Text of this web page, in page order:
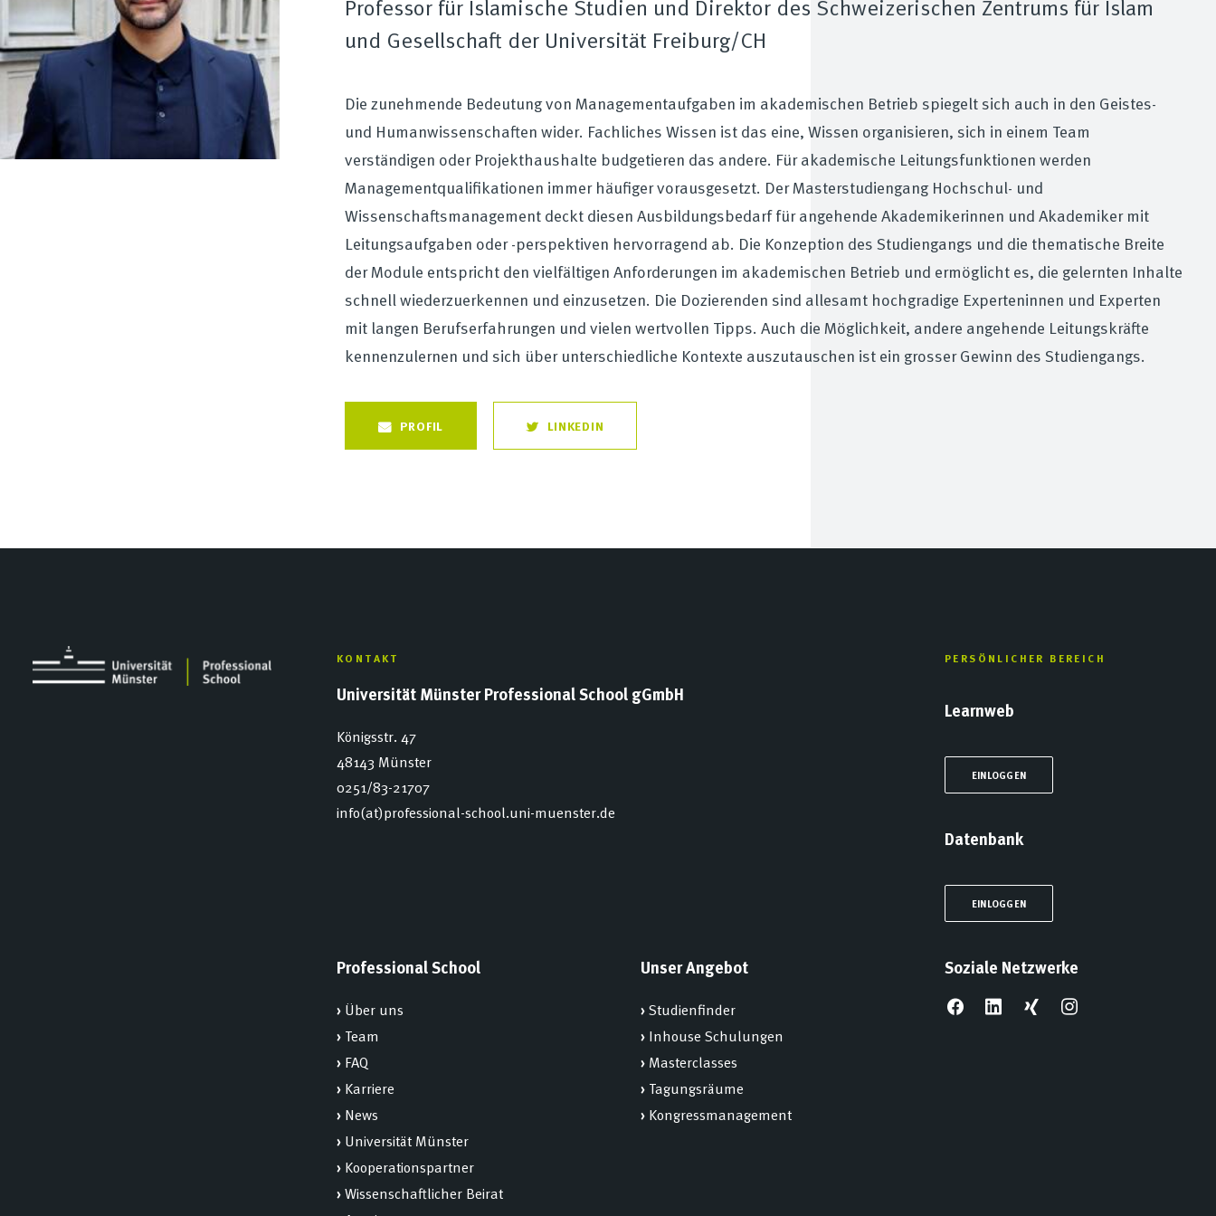
Professor für Islamische Studien und Direktor des Schweizerischen Zentrums für Islam
und Gesellschaft der Universität Freiburg/CH
Die zunehmende Bedeutung von Managementaufgaben im akademischen Betrieb spiegelt sich auch in den Geistes-
und Humanwissenschaften wider. Fachliches Wissen ist das eine, Wissen organisieren, sich in einem Team
verständigen oder Projekthaushalte budgetieren das andere. Für akademische Leitungsfunktionen werden
Managementqualifikationen immer häufiger vorausgesetzt. Der Masterstudiengang Hochschul- und
Wissenschaftsmanagement deckt diesen Ausbildungsbedarf für angehende Akademikerinnen und Akademiker mit
Leitungsaufgaben oder -perspektiven hervorragend ab. Die Konzeption des Studiengangs und die thematische Breite
der Module entspricht den vielfältigen Anforderungen im akademischen Betrieb und ermöglicht es, die gelernten Inhalte
schnell wiederzuerkennen und einzusetzen. Die Dozierenden sind allesamt hochgradige Experteninnen und Experten
mit langen Berufserfahrungen und vielen wertvollen Tipps. Auch die Möglichkeit, andere angehende Leitungskräfte
kennenzulernen und sich über unterschiedliche Kontexte auszutauschen ist ein grosser Gewinn des Studiengangs.
PROFIL LINKEDIN
KONTAKT
Universität Münster Professional School gGmbH
Königsstr. 47
48143 Münster
0251/83-21707
info(at)professional-school.uni-muenster.de
PERSÖNLICHER BEREICH
Learnweb
EINLOGGEN
Datenbank
EINLOGGEN
Professional School
› Über uns
› Team
› FAQ
› Karriere
› News
› Universität Münster
› Kooperationspartner
›Wissenschaftlicher Beirat
Unser Angebot
›Studienfinder
› Inhouse Schulungen
› Masterclasses
› Tagungsräume
› Kongressmanagement
Soziale Netzwerke